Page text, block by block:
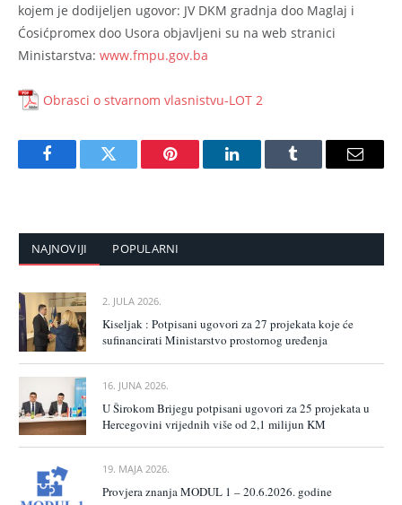
kojem je dodijeljen ugovor: JV DKM gradnja doo Maglaj i
Ćosićpromex doo Usora objavljeni su na web stranici
Ministarstva: www.fmpu.gov.ba
Obrasci o stvarnom vlasnistvu-LOT 2
FacebookTwitter Pinterest LinkedInTumblr Email
NAJNOVIJI POPULARNI
2. JULA 2026.
Kiseljak : Potpisani ugovori za 27 projekata koje će
sufinancirati Ministarstvo prostornog uređenja
16. JUNA 2026.
U Širokom Brijegu potpisani ugovori za 25 projekata u
Hercegovini vrijednih više od 2,1 milijun KM
19. MAJA 2026.
Provjera znanja MODUL 1 – 20.6.2026. godine